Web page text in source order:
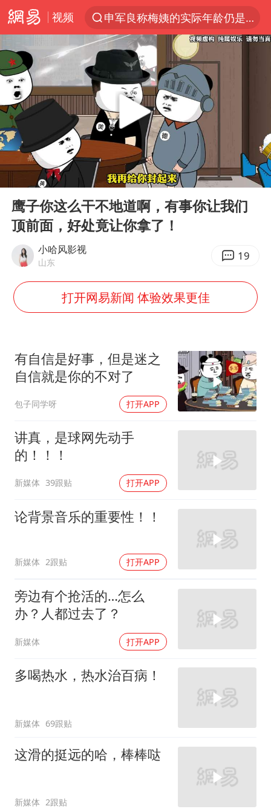
视频
申军良称梅姨的实际年龄仍是谜
以“新”破局 首发经济点亮城市消费活力
台风白海豚最新路径研判来了
我国编制完成新版全月地质图
毛宁转发梯田音乐会视频海外网友赞叹
巡查组提问 工作人员偷用手机查答案
看守所辅警收受10万获刑1年
把党建设得更加坚强有力
曝韩足协曾为外籍裁判安排性招待
深圳地面沉降致车辆损坏系谣言
现代版摸金校尉落网查获400多枚古币
奋进开新局 实干挑大梁
Play
00:00 04:22
鹰子你这么干不地道啊，有事你让我们
顶前面，好处竟让你拿了！
小哈风影视
山东 19
打开网易新闻 体验效果更佳
有自信是好事，但是迷之
自信就是你的不对了
包子同学呀 打开APP
讲真，是球网先动手
的！！！
新媒体 39跟贴 打开APP
论背景音乐的重要性！！
新媒体 2跟贴 打开APP
旁边有个抢活的…怎么
办？人都过去了？
新媒体 打开APP
多喝热水，热水治百病！
新媒体 69跟贴
这滑的挺远的哈，棒棒哒
新媒体 2跟贴